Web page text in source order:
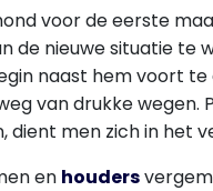
voor de eerste
de nieuwe situatie te
naast hem voort
van drukke wegen.
dient men zich in het
en houders